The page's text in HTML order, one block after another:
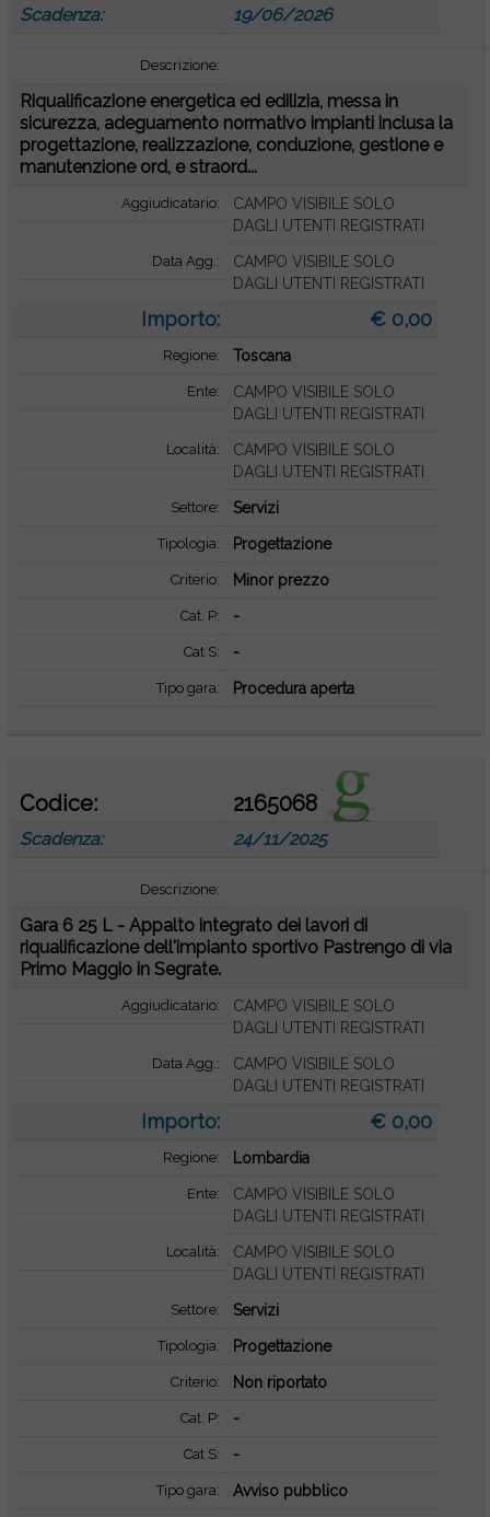
Scadenza: 19/06/2026
Descrizione:
Riqualificazione energetica ed edilizia, messa in
sicurezza, adeguamento normativo impianti inclusa la
progettazione, realizzazione, conduzione, gestione e
manutenzione ord, e straord...
Aggiudicatario:
CAMPO VISIBILE SOLO
DAGLI UTENTI REGISTRATI
Data Agg.:
CAMPO VISIBILE SOLO
DAGLI UTENTI REGISTRATI
Importo: € 0,00
Regione: Toscana
Ente:
CAMPO VISIBILE SOLO
DAGLI UTENTI REGISTRATI
Località:
CAMPO VISIBILE SOLO
DAGLI UTENTI REGISTRATI
Settore: Servizi
Tipologia: Progettazione
Criterio: Minor prezzo
Cat. P: -
Cat S: -
Tipo gara: Procedura aperta
Codice: 2165068
Scadenza: 24/11/2025
Descrizione:
Gara 6 25 L - Appalto integrato dei lavori di
riqualificazione dell'impianto sportivo Pastrengo di via
Primo Maggio in Segrate.
Aggiudicatario:
CAMPO VISIBILE SOLO
DAGLI UTENTI REGISTRATI
Data Agg.:
CAMPO VISIBILE SOLO
DAGLI UTENTI REGISTRATI
Importo: € 0,00
Regione: Lombardia
Ente:
CAMPO VISIBILE SOLO
DAGLI UTENTI REGISTRATI
Località:
CAMPO VISIBILE SOLO
DAGLI UTENTI REGISTRATI
Settore: Servizi
Tipologia: Progettazione
Criterio: Non riportato
Cat. P: -
Cat S: -
Tipo gara: Avviso pubblico